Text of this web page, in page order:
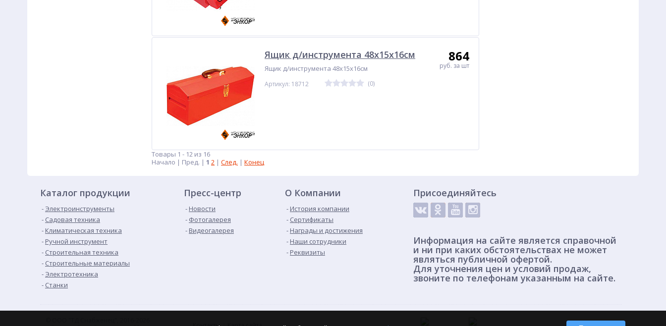
Ящик д/инструмента 48х15х16см
Ящик д/инструмента 48х15х16см
Артикул: 18712 (0)
864
руб. за шт
Товары 1 - 12 из 16
Начало | Пред. | 1 2 | След. | Конец
Каталог продукции
Электроинструменты
Садовая техника
Климатическая техника
Ручной инструмент
Строительная техника
Строительные материалы
Электротехника
Станки
Пресс-центр
Новости
Фотогалерея
Видеогалерея
О Компании
История компании
Сертификаты
Награды и достижения
Наши сотрудники
Реквизиты
Присоединяйтесь
Информация на сайте является справочной
и ни при каких обстоятельствах не может
являться публичной офертой.
Для уточнения цен и условий продаж,
звоните по телефонам указанным на сайте.